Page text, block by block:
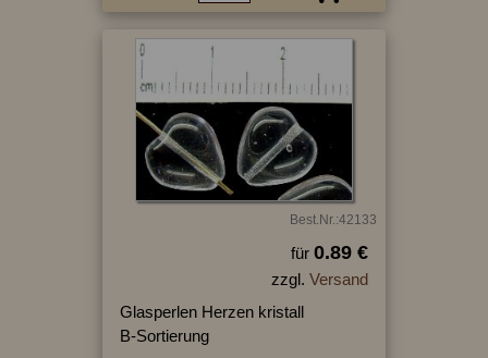
Best.Nr.:42133
für 0.89 €
zzgl. Versand
Glasperlen Herzen kristall
B-Sortierung